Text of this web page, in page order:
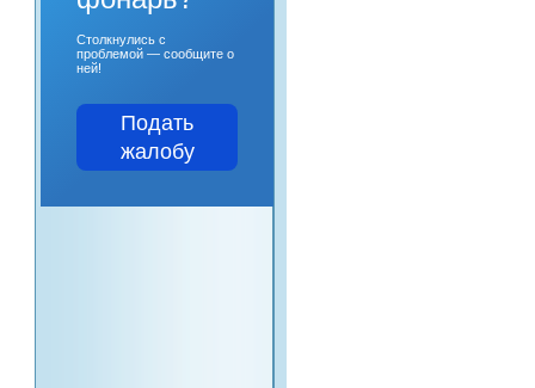
Столкнулись с
проблемой — сообщите о
ней!
Подать
жалобу